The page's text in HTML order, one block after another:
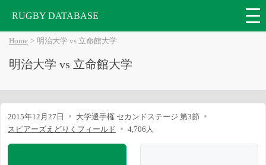
RUGBY DATABASE
Home 明治大学 vs 立命館大学
明治大学 vs 立命館大学
2015年12月27日
大学選手権 セカンドステージ 第3節
スピアーズえどりくフィールド
4,706人